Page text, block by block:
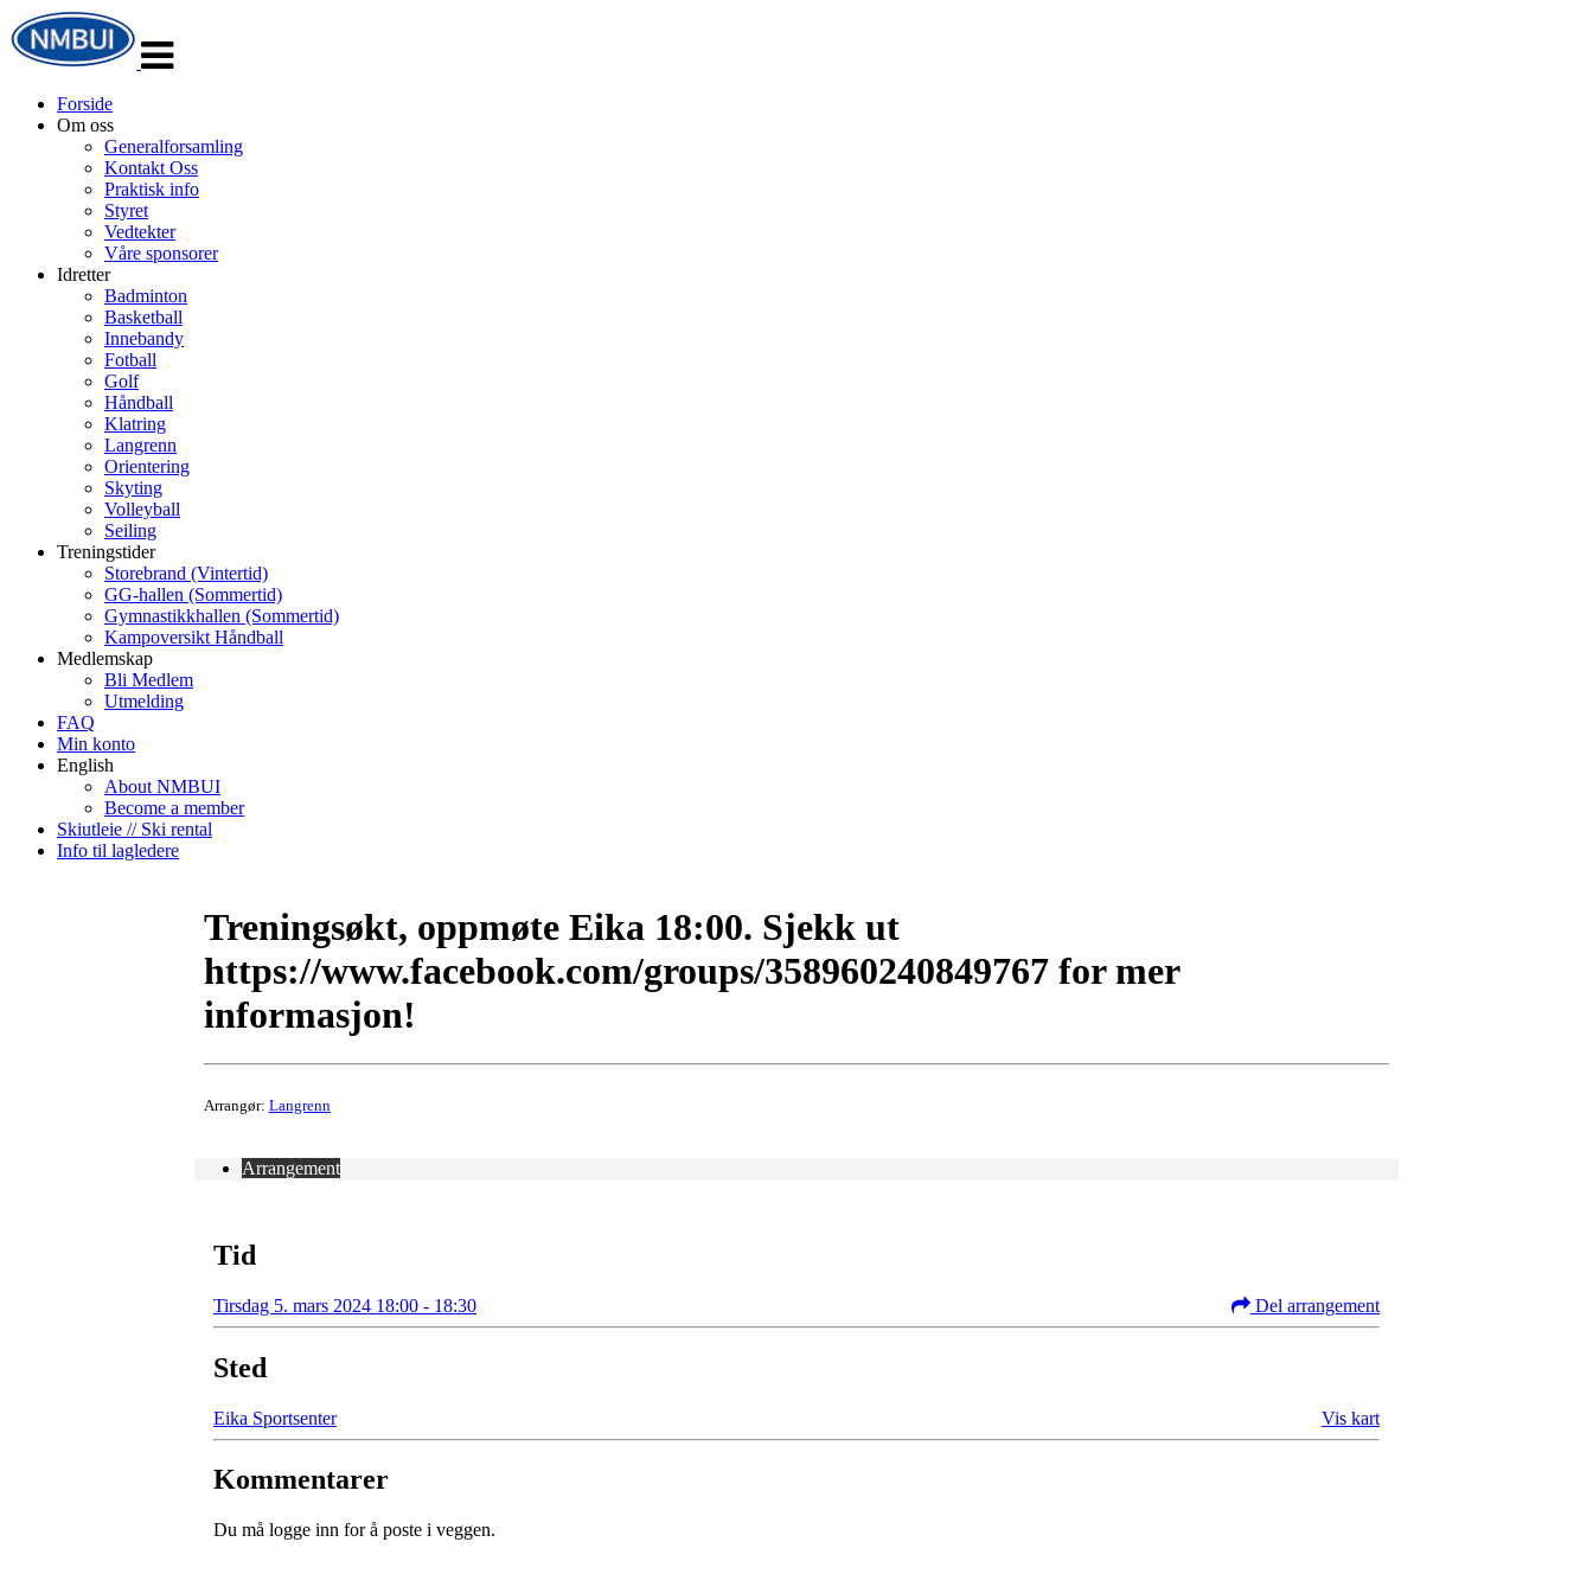
navigasjon
Forside
Om oss
Generalforsamling
Kontakt Oss
Praktisk info
Styret
Vedtekter
Våre sponsorer
Idretter
Badminton
Basketball
Innebandy
Fotball
Golf
Håndball
Klatring
Langrenn
Orientering
Skyting
Volleyball
Seiling
Treningstider
Storebrand (Vintertid)
GG-hallen (Sommertid)
Gymnastikkhallen (Sommertid)
Kampoversikt Håndball
Medlemskap
Bli Medlem
Utmelding
FAQ
Min konto
English
About NMBUI
Become a member
Skiutleie // Ski rental
Info til lagledere
Treningsøkt, oppmøte Eika 18:00. Sjekk ut
https://www.facebook.com/groups/358960240849767 for mer
informasjon!
Arrangør: Langrenn
Arrangement
Tid
Tirsdag 5. mars 2024 18:00 - 18:30 Del arrangement
Sted
Eika Sportsenter Vis kart
Kommentarer
Du må logge inn for å poste i veggen.